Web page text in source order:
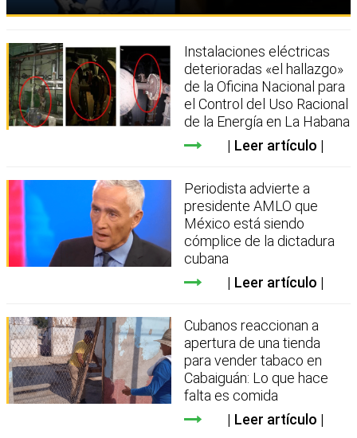
Instalaciones eléctricas
deterioradas «el hallazgo»
de la Oficina Nacional para
el Control del Uso Racional
de la Energía en La Habana
Leer artículo
Periodista advierte a
presidente AMLO que
México está siendo
cómplice de la dictadura
cubana
Leer artículo
Cubanos reaccionan a
apertura de una tienda
para vender tabaco en
Cabaiguán: Lo que hace
falta es comida
Leer artículo